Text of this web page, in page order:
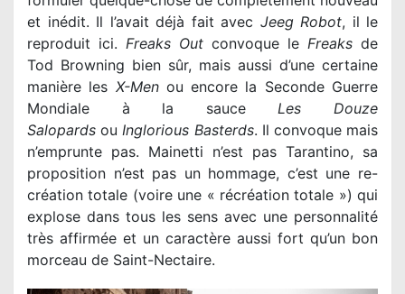
et inédit. Il l’avait déjà fait avec Jeeg Robot, il le
reproduit ici. Freaks Out convoque le Freaks de
Tod Browning bien sûr, mais aussi d’une certaine
manière les X-Menou encore la Seconde Guerre
Mondiale à la sauceLes Douze
Salopards ouInglorious Basterds. Il convoque mais
n’emprunte pas. Mainetti n’est pas Tarantino, sa
proposition n’est pas un hommage, c’est une re-
création totale (voire une « récréation totale ») qui
explose dans tous les sens avec une personnalité
très affirmée et un caractère aussi fort qu’un bon
morceau de Saint-Nectaire.